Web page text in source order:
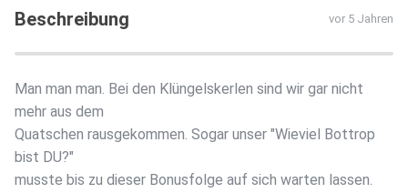
Beschreibung vor 5 Jahren
Man man man. Bei den Klüngelskerlen sind wir gar nicht
mehr aus dem
Quatschen rausgekommen. Sogar unser "Wieviel Bottrop
bist DU?"
musste bis zu dieser Bonusfolge auf sich warten lassen.